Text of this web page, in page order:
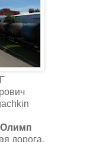
Олимп
дорога.